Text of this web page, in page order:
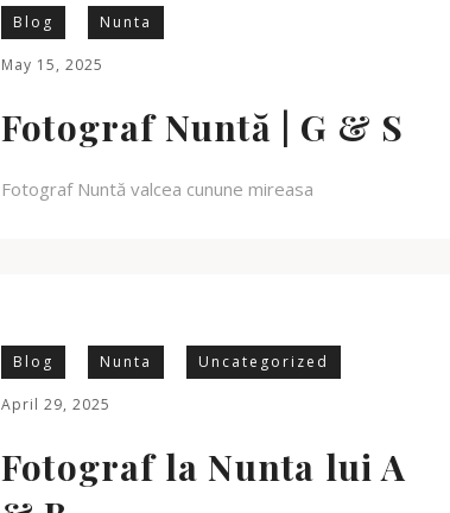
Blog Nunta
May 15, 2025
Fotograf Nuntă | G & S
Fotograf Nuntă valcea cunune mireasa
Blog Nunta Uncategorized
April 29, 2025
Fotograf la Nunta lui A